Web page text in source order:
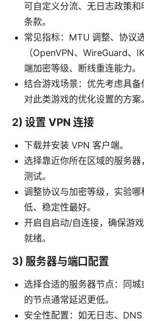
可自定义分流、无日志政策
条款。
常见指标：MTU 调整、协议
（OpenVPN、WireGuard、
端加密等级、断线重连能力。
结合游戏场景：优先考虑具
对此类游戏的优化设置的方案
2) 设置 VPN 连接
下载并安装 VPN 客户端。
选择靠近你所在区域的服务
测试。
调整协议与加密等级，实验哪
低、稳定性最好。
开启自启动/自连接，确保游
就绪。
3) 服务器与端口配置
选择合适的服务器节点：同
的节点通常延迟更低。
安全性配置：如无日志、